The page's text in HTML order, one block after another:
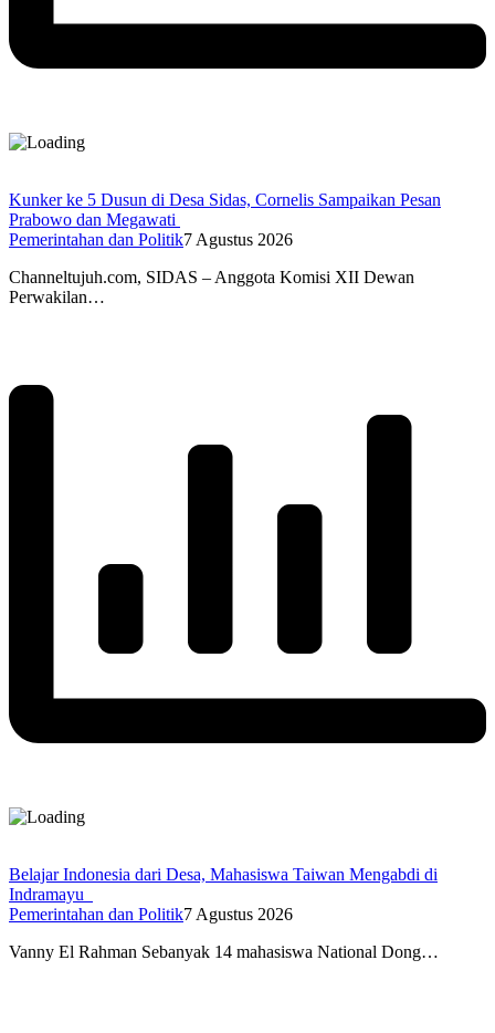
Kunker ke 5 Dusun di Desa Sidas, Cornelis Sampaikan Pesan
Prabowo dan Megawati
Pemerintahan dan Politik7 Agustus 2026
Channeltujuh.com, SIDAS – Anggota Komisi XII Dewan
Perwakilan…
Belajar Indonesia dari Desa, Mahasiswa Taiwan Mengabdi di
Indramayu
Pemerintahan dan Politik7 Agustus 2026
Vanny El Rahman Sebanyak 14 mahasiswa National Dong…